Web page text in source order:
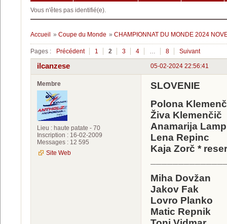
Vous n'êtes pas identifié(e).
Accueil » Coupe du Monde » CHAMPIONNAT DU MONDE 2024
Pages : Précédent 1 2 3 4 … 8 Suivant
05-02-2024 22:56:41
ilcanzese
Membre
Lieu : haute patate - 70
Inscription : 16-02-2009
Messages : 12 595
Site Web
SLOVENIE
Polona
Živa Klemenčič
Anamarija
Lena Repinc
Kaja Zorč *
Miha Dovžan
Jakov Fak
Lovro Planko
Matic Repnik